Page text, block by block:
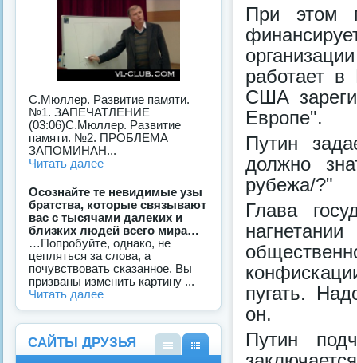
При этом
работает
США
Европе".
Путин
должно
рубежа/?"
Глава
пугать.
он.
Путин
С.Мюллер. Развитие памяти.
№1. ЗАПЕЧАТЛЕНИЕ
(03:06)С.Мюллер. Развитие
памяти. №2. ПРОБЛЕМА
ЗАПОМИНАН...
Читать далее
Осознайте те невидимые узы
братства, которые связывают
вас с тысячами далеких и
близких людей всего мира…
…Попробуйте, однако, не
цепляться за слова, а
почувствовать сказанное. Вы
призваны изменить картину ...
Читать далее
САЙТЫ ДРУЗЬЯ